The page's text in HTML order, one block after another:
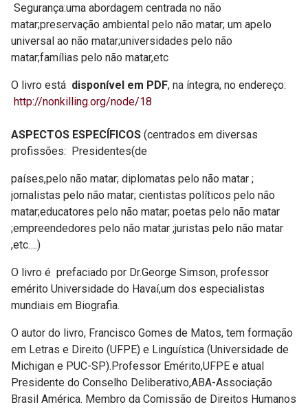
Segurança:uma abordagem centrada no não
matar;preservação ambiental pelo não matar; um apelo
universal ao não matar;universidades pelo não
matar;famílias pelo não matar,etc
O livro está disponível em PDF, na íntegra, no endereço:
http://nonkilling.org/node/18
ASPECTOS ESPECÍFICOS (centrados em diversas
profissões: Presidentes(de
países,pelo não matar; diplomatas pelo não matar ;
jornalistas pelo não matar; cientistas políticos pelo não
matar;educatores pelo não matar; poetas pelo não matar
;empreendedores pelo não matar ;juristas pelo não matar
,etc….)
O livro é prefaciado por Dr.George Simson, professor
emérito Universidade do Havaí,um dos especialistas
mundiais em Biografia.
O autor do livro, Francisco Gomes de Matos, tem formação
em Letras e Direito (UFPE) e Linguística (Universidade de
Michigan e PUC-SP).Professor Emérito,UFPE e atual
Presidente do Conselho Deliberativo,ABA-Associação
Brasil América. Membro da Comissão de Direitos Humanos